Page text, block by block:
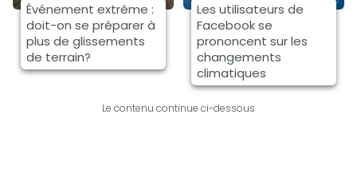
Événement extrême :
doit-on se préparer à
plus de glissements
de terrain?
Les utilisateurs de
Facebook se
prononcent sur les
changements
climatiques
Le contenu continue ci-dessous